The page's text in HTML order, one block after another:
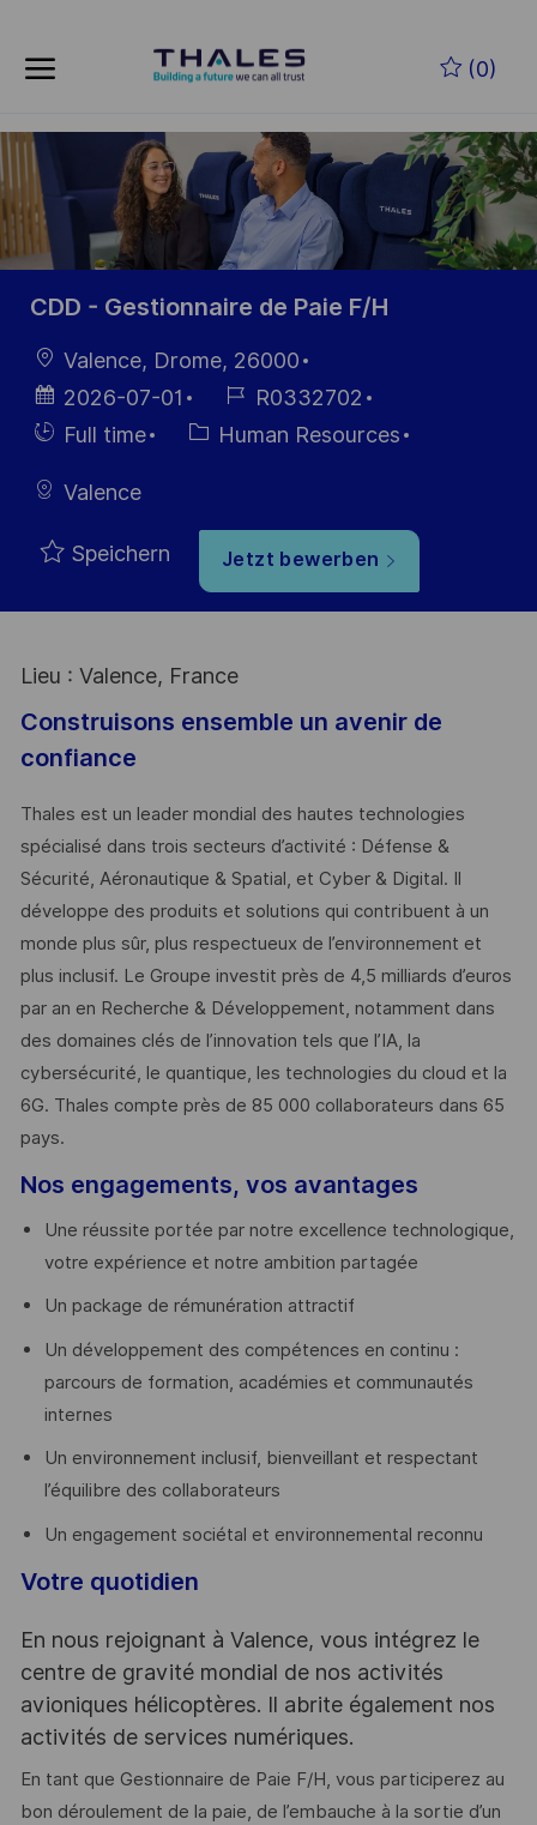
(0)
-
CDD - Gestionnaire de Paie F/H
Ort Valence, Drome, 26000
Datum der
Veröffentlichung
2026-07-01
Job-
ID
R0332702
Einstellunngstyp
Full time Kategorie
Human Resources
Valence
Speichern Jetzt bewerben
Lieu : Valence, France
Construisons ensemble un avenir de
confiance
Thales est un leader mondial des hautes technologies
spécialisé dans trois secteurs d’activité : Défense &
Sécurité, Aéronautique & Spatial, et Cyber & Digital. Il
développe des produits et solutions qui contribuent à un
monde plus sûr, plus respectueux de l’environnement et
plus inclusif. Le Groupe investit près de 4,5 milliards d’euros
par an en Recherche & Développement, notamment dans
des domaines clés de l’innovation tels que l’IA, la
cybersécurité, le quantique, les technologies du cloud et la
6G. Thales compte près de 85 000 collaborateurs dans 65
pays. ​
Nos engagements, vos avantages
Une réussite portée par notre excellence technologique,
votre expérience et notre ambition partagée
Un package de rémunération attractif
Un développement des compétences en continu :
parcours de formation, académies et communautés
internes
Un environnement inclusif, bienveillant et respectant
l’équilibre des collaborateurs
Un engagement sociétal et environnemental reconnu
Votre quotidien
En nous rejoignant à Valence, vous intégrez le
centre de gravité mondial de nos activités
avioniques hélicoptères. Il abrite également nos
activités de services numériques.
En tant que Gestionnaire de Paie F/H, vous participerez au
bon déroulement de la paie, de l’embauche à la sortie d’un